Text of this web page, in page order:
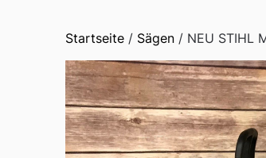
Startseite / Sägen / NEU STIHL